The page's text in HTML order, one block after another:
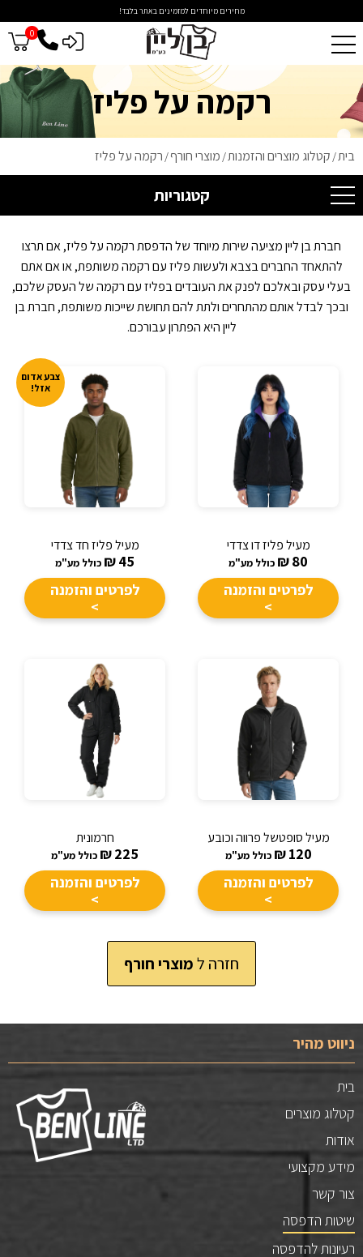
מחירים מיוחדים למזמינים באתר בלבד!
0
כניסה לסיטונאים
רקמה על פליז
בית/ קטלוג מוצרים והזמנות/ מוצרי חורף/ רקמה על פליז
קטגוריות
חברת בן ליין מציעה שירות מיוחד של הדפסת רקמה על פליז, אם תרצו
להתאחד החברים בצבא ולעשות פליז עם רקמה משותפת, או אם אתם
בעלי עסק ובאלכם לפנק את העובדים בפליז עם רקמה של העסק שלכם,
ובכך לבדל אותם מהתחרים ולתת להם תחושת שייכות משותפת, חברת בן
ליין היא הפתרון עבורכם.
מעיל פליז דו צדדי
80
₪ כולל מע"מ
לפרטים והזמנה
>
צבע אדום
אזל!
מעיל פליז חד צדדי
45
₪ כולל מע"מ
לפרטים והזמנה
>
מעיל סופטשל פרווה וכובע
120
₪ כולל מע"מ
לפרטים והזמנה
>
חרמונית
225
₪ כולל מע"מ
לפרטים והזמנה
>
חזרה למוצרי חורף
ניווט מהיר
בית
קטלוג מוצרים
אודות
מידע מקצועי
צור קשר
שיטות הדפסה
רעיונות להדפסה